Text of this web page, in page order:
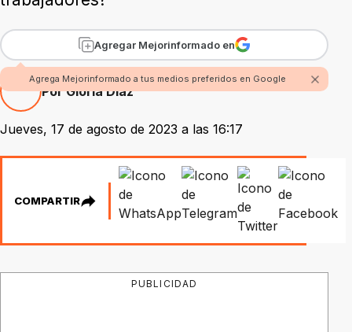
Agregar Mejorinformado en
Agrega Mejorinformado a tus medios preferidos en Google
Por Gloria Díaz
Jueves, 17 de agosto de 2023 a las 16:17
COMPARTIR
PUBLICIDAD